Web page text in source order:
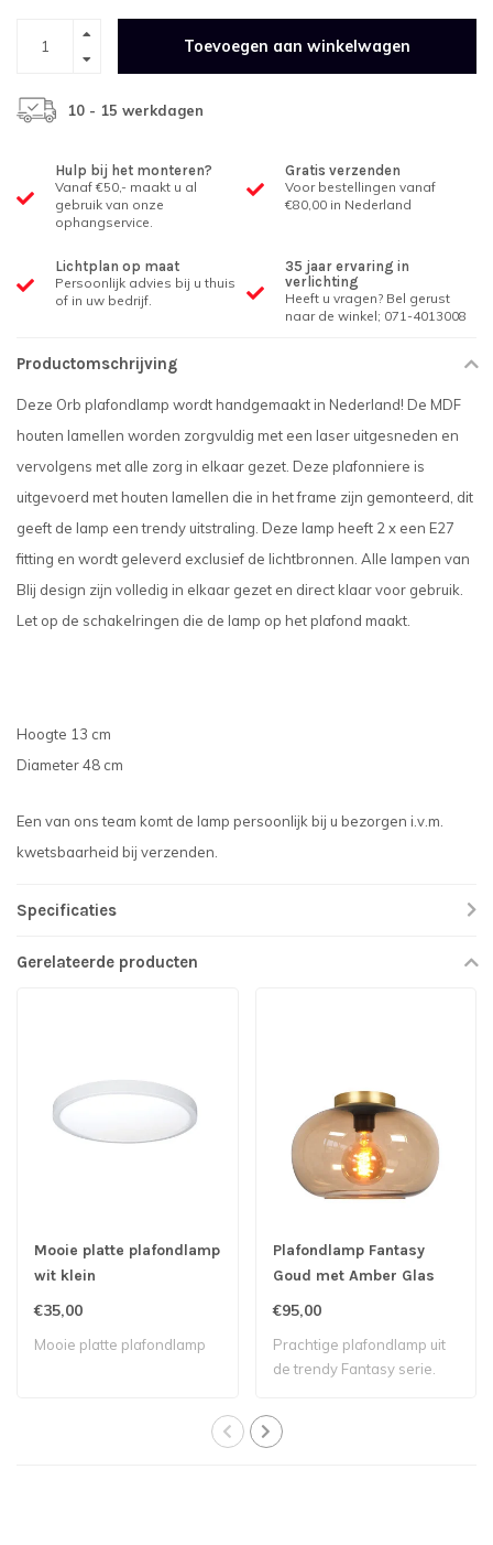
Toevoegen aan winkelwagen
10 - 15 werkdagen
Hulp bij het monteren?
Vanaf €50,- maakt u al
gebruik van onze
ophangservice.
Gratis verzenden
Voor bestellingen vanaf
€80,00 in Nederland
Lichtplan op maat
Persoonlijk advies bij u thuis
of in uw bedrijf.
35 jaar ervaring in
verlichting
Heeft u vragen? Bel gerust
naar de winkel; 071-4013008
Productomschrijving
Deze Orb plafondlamp wordt handgemaakt in Nederland! De MDF
houten lamellen worden zorgvuldig met een laser uitgesneden en
vervolgens met alle zorg in elkaar gezet. Deze plafonniere is
uitgevoerd met houten lamellen die in het frame zijn gemonteerd, dit
geeft de lamp een trendy uitstraling. Deze lamp heeft 2 x een E27
fitting en wordt geleverd exclusief de lichtbronnen. Alle lampen van
Blij design zijn volledig in elkaar gezet en direct klaar voor gebruik.
Let op de schakelringen die de lamp op het plafond maakt.
Hoogte 13 cm
Diameter 48 cm
Een van ons team komt de lamp persoonlijk bij u bezorgen i.v.m.
kwetsbaarheid bij verzenden.
Specificaties
Gerelateerde producten
Mooie platte plafondlamp
wit klein
€35,00
Mooie platte plafondlamp
Plafondlamp Fantasy
Goud met Amber Glas
€95,00
Prachtige plafondlamp uit
de trendy Fantasy serie.